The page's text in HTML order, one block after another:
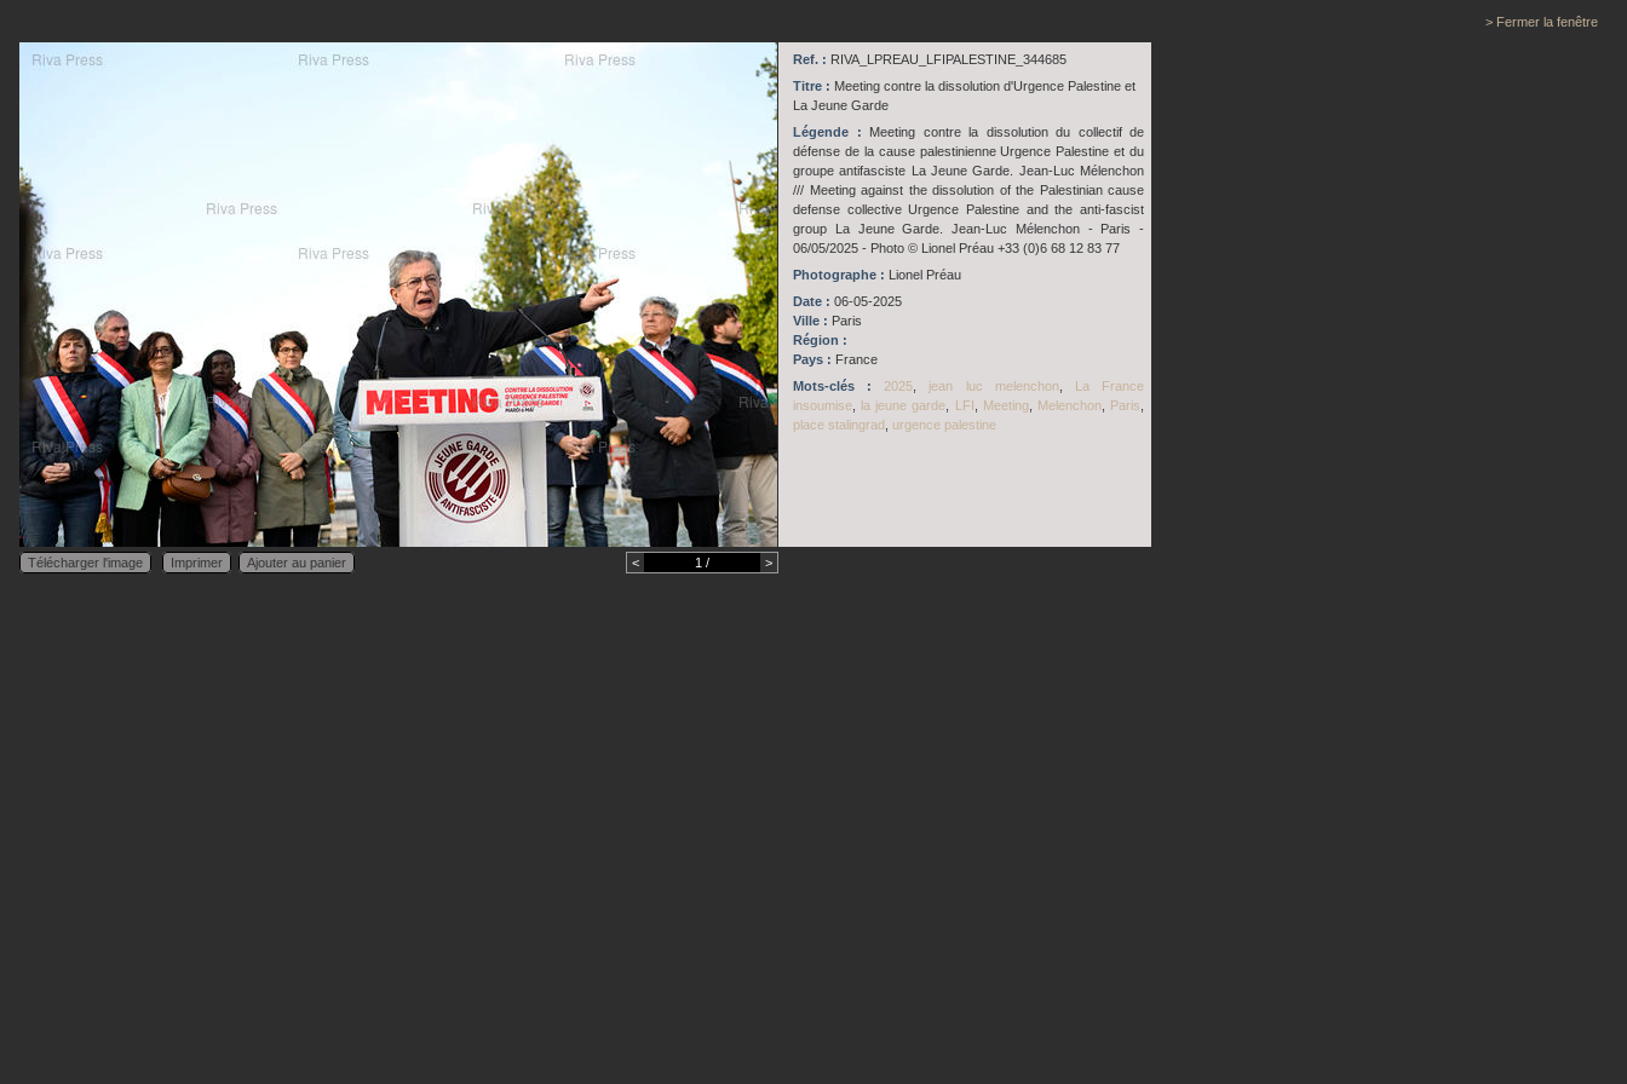
> Fermer la fenêtre
Télécharger l'image Imprimer Ajouter au panier < 1 / >
Ref. : RIVA_LPREAU_LFIPALESTINE_344685
Titre : Meeting contre la dissolution d'Urgence Palestine et
La Jeune Garde
Légende : Meeting contre la dissolution du collectif de
défense de la cause palestinienne Urgence Palestine et du
groupe antifasciste La Jeune Garde. Jean-Luc Mélenchon
/// Meeting against the dissolution of the Palestinian cause
defense collective Urgence Palestine and the anti-fascist
group La Jeune Garde. Jean-Luc Mélenchon - Paris -
06/05/2025 - Photo © Lionel Préau +33 (0)6 68 12 83 77
Photographe : Lionel Préau
Date : 06-05-2025
Ville : Paris
Région :
Pays : France
Mots-clés :
2025 jean luc melenchon, La France
insoumise
la jeune garde LFI Meeting, Melenchon, Paris
place stalingrad urgence palestine